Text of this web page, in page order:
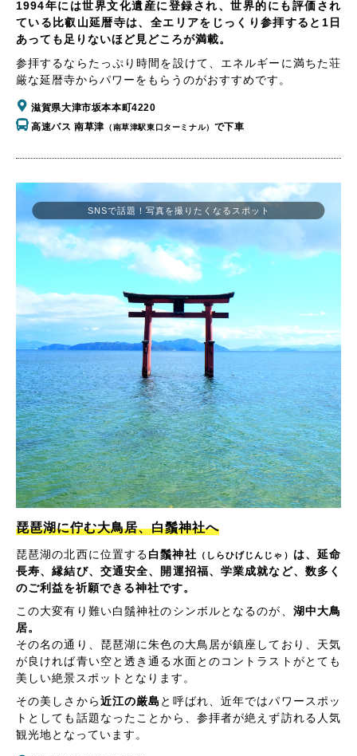
1994年には世界文化遺産に登録され、世界的にも評価され
ている比叡山延暦寺は、全エリアをじっくり参拝すると1日
あっても足りないほど見どころが満載。
参拝するならたっぷり時間を設けて、エネルギーに満ちた荘
厳な延暦寺からパワーをもらうのがおすすめです。
滋賀県大津市坂本本町4220
高速バス 南草津 （南草津駅東口ターミナル） で下車
琵琶湖に佇む大鳥居、白鬚神社へ
琵琶湖の北西に位置する白鬚神社 （しらひげじんじゃ）
は、延命
長寿、縁結び、交通安全、開運招福、学業成就など、数多く
のご利益を祈願できる神社です。
この大変有り難い白鬚神社のシンボルとなるのが、 湖中大鳥
居。
その名の通り、琵琶湖に朱色の大鳥居が鎮座しており、天気
が良ければ青い空と透き通る水面とのコントラストがとても
美しい絶景スポットとなります。
その美しさから近江の厳島 と呼ばれ、近年ではパワースポッ
トとしても話題なったことから、参拝者が絶えず訪れる人気
観光地となっています。
SNSで話題！写真を撮りたくなるスポット